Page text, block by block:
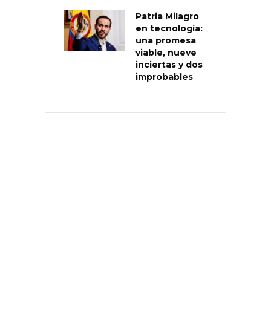
Patria Milagro
en tecnología:
una promesa
viable, nueve
inciertas y dos
improbables